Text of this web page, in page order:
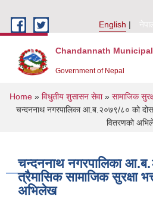
English
Chandannath
Government of Nepal
You are here
Home » विधुतीय शुसासन सेवा» सामाजिक
चन्दननाथ नगरपालिका आ.ब.२०७९/८० को
वितरणको
चन्दननाथ नगरपालिका
त्रैमासिक सामाजिक सुरक्षा
अभिलेख